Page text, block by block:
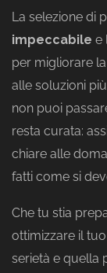
La selezione di
impeccabile e
per migliorare
alle soluzioni
non puoi
resta curata:
chiare alle
fatti come si
Che tu stia
ottimizzare il
serietà e quella